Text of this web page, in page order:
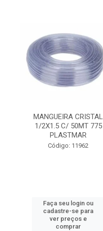
MANGUEIRA CRISTAL
1/2X1.5 C/ 50MT 775
PLASTMAR
Código: 11962
Faça seu login ou
cadastre-se para
ver preços e
comprar